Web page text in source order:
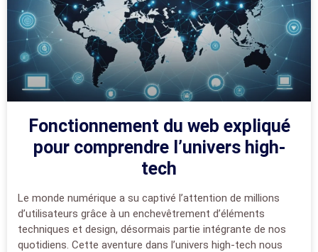
Fonctionnement du web expliqué
pour comprendre l’univers high-
tech
Le monde numérique a su captivé l’attention de millions
d’utilisateurs grâce à un enchevêtrement d’éléments
techniques et design, désormais partie intégrante de nos
quotidiens. Cette aventure dans l’univers high-tech nous